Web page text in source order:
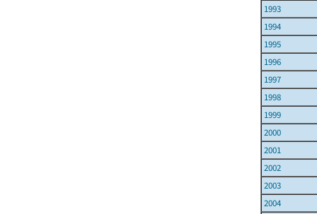
1993
1994
1995
1996
1997
1998
1999
2000
2001
2002
2003
2004